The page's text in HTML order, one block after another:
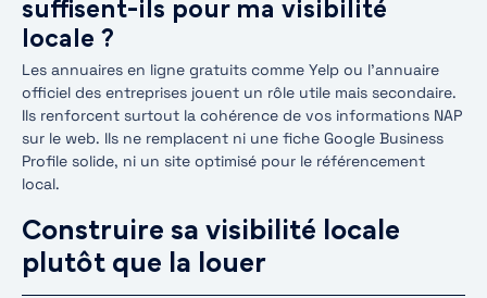
suffisent-ils pour ma visibilité
locale ?
Les annuaires en ligne gratuits comme Yelp ou l’annuaire
officiel des entreprises jouent un rôle utile mais secondaire.
Ils renforcent surtout la cohérence de vos informations NAP
sur le web. Ils ne remplacent ni une fiche Google Business
Profile solide, ni un site optimisé pour le référencement
local.
Construire sa visibilité locale
plutôt que la louer